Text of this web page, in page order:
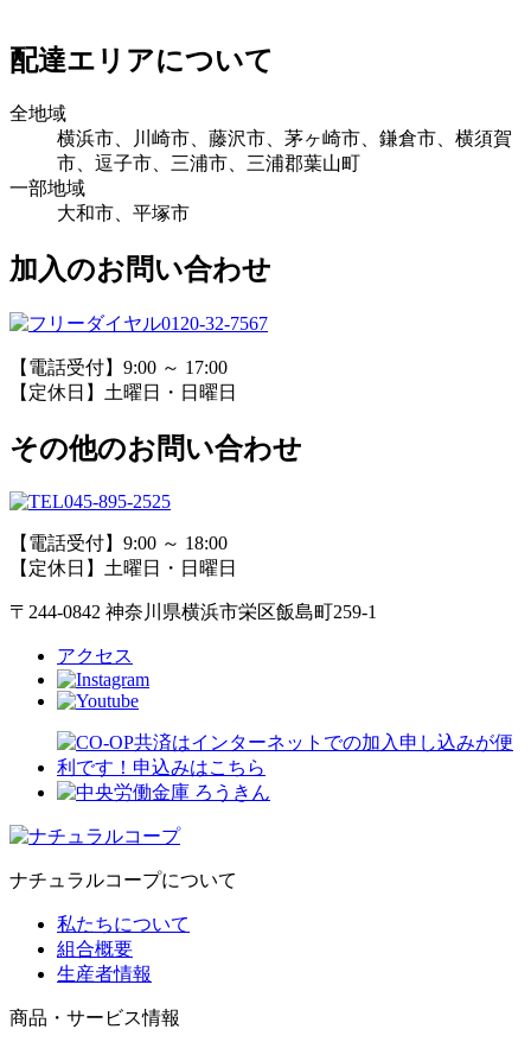
配達エリアについて
全地域
横浜市、川崎市、藤沢市、茅ヶ崎市、鎌倉市、横須賀
市、逗子市、三浦市、三浦郡葉山町
一部地域
大和市、平塚市
加入のお問い合わせ
0120-32-7567
【電話受付】9:00 ～ 17:00
【定休日】土曜日・日曜日
その他のお問い合わせ
045-895-2525
【電話受付】9:00 ～ 18:00
【定休日】土曜日・日曜日
〒244-0842 神奈川県横浜市栄区飯島町259-1
アクセス
ナチュラルコープについて
私たちについて
組合概要
生産者情報
商品・サービス情報